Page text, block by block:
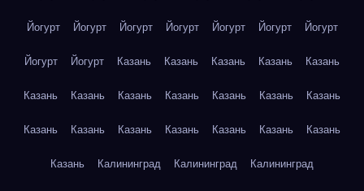
Йогурт Йогурт Йогурт Йогурт Йогурт Йогурт Йогурт
Йогурт Йогурт Казань Казань Казань Казань Казань
Казань Казань Казань Казань Казань Казань Казань
Казань Казань Казань Казань Казань Казань Казань
Казань Калининград Калининград Калининград